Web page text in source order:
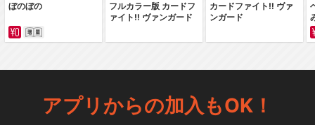
弱虫ペダル SPARE BIKE
弱虫ペダル Re：GENERATIO
ぼのぼの
フルカラー版 カードフ
ァイト‼ ヴァンガード
カードファイト‼ ヴァ
ンガード
アプリからの加入もOK！